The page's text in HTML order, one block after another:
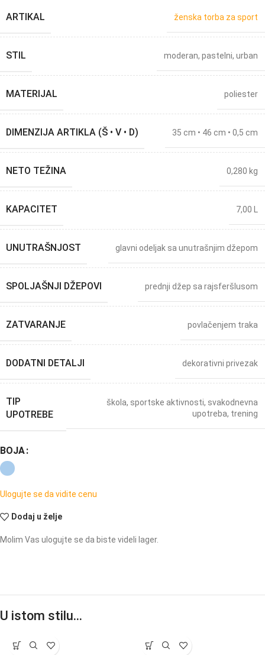
ARTIKAL ženska torba za sport
STIL moderan, pastelni, urban
MATERIJAL poliester
DIMENZIJA ARTIKLA (Š • V • D) 35 cm • 46 cm • 0,5 cm
NETO TEŽINA 0,280 kg
KAPACITET 7,00 L
UNUTRAŠNJOST glavni odeljak sa unutrašnjim džepom
SPOLJAŠNJI DŽEPOVI prednji džep sa rajsferšlusom
ZATVARANJE povlačenjem traka
DODATNI DETALJI dekorativni privezak
TIP
UPOTREBE
škola, sportske aktivnosti, svakodnevna
upotreba, trening
BOJA
Ulogujte se da vidite cenu
Dodaj u želje
Molim Vas ulogujte se da biste videli lager.
U istom stilu…